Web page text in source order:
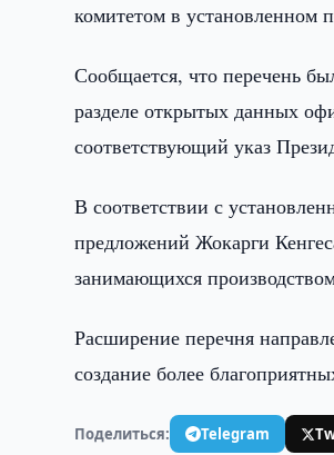
комитетом в установленном
Сообщается, что перечень
разделе открытых данных
соответствующий указ
В соответствии с
предложений Жокарги
занимающихся
Расширение перечня
создание более
Поделиться: Telegram